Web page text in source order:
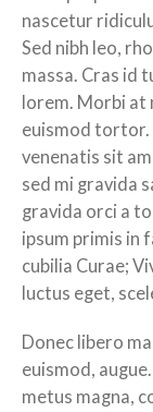
nascetur
Sed nibh leo,
massa. Cras id
lorem. Morbi at
euismod tortor.
venenatis sit
sed mi gravida
gravida orci a
ipsum primis in
cubilia Curae;
luctus eget,
Donec libero
euismod,
metus magna,